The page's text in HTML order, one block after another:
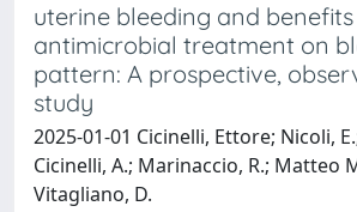
uterine bleeding and
antimicrobial treatment on
pattern: A prospective,
study
2025-01-01 Cicinelli, Ettore; Nicoli,
Cicinelli, A.; Marinaccio, R.; Matteo
Vitagliano, D.